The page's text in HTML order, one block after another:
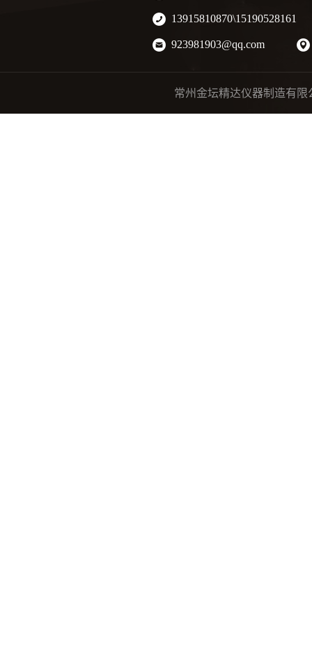
实验室磁力搅拌器
13915810870\15190528161
923981903@qq.com
常州金坛精达仪器制造